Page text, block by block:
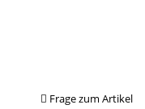
Frage zum Artikel